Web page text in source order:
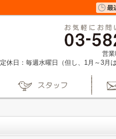
営
定休日：毎週水曜日（但し、1月～3月